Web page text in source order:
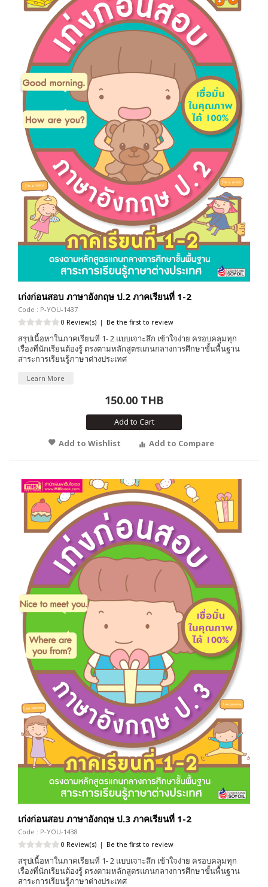
เก่งก่อนสอบ ภาษาอังกฤษ ป.2 ภาคเรียนที่ 1-2
Code : P-YOU-1437
0 Review(s) | Be the first to review
สรุปเนื้อหาในภาคเรียนที่ 1- 2 แบบเจาะลึก เข้าใจง่าย ครอบคลุมทุก
เรื่องที่นักเรียนต้องรู้ ตรงตามหลักสูตรแกนกลางการศึกษาขั้นพื้นฐาน
สาระการเรียนรู้ภาษาต่างประเทศ
Learn More
150.00 THB
Add to Cart
Add to Wishlist
Add to Compare
เก่งก่อนสอบ ภาษาอังกฤษ ป.3 ภาคเรียนที่ 1-2
Code : P-YOU-1438
0 Review(s) | Be the first to review
สรุปเนื้อหาในภาคเรียนที่ 1- 2 แบบเจาะลึก เข้าใจง่าย ครอบคลุมทุก
เรื่องที่นักเรียนต้องรู้ ตรงตามหลักสูตรแกนกลางการศึกษาขั้นพื้นฐาน
สาระการเรียนรู้ภาษาต่างประเทศ